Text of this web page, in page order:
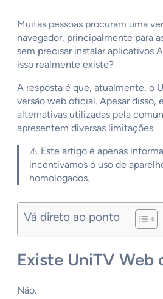
Muitas pessoas procuram uma
navegador, principalmente para
sem precisar instalar aplicativos
isso realmente existe?
A resposta é que, atualmente, o
versão web oficial. Apesar disso,
alternativas utilizadas pela
apresentem diversas limitações.
⚠️ Este artigo é apenas
incentivamos o uso de
homologados.
Vá direto ao ponto
Existe UniTV Web
Não.